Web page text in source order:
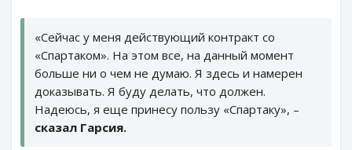
«Сейчас у меня действующий контракт со
«Спартаком». На этом все, на данный момент
больше ни о чем не думаю. Я здесь и намерен
доказывать. Я буду делать, что должен.
Надеюсь, я еще принесу пользу «Спартаку», –
сказал Гарсия.